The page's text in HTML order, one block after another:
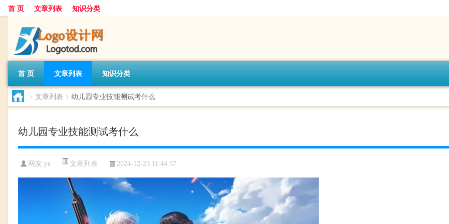
首 页 文章列表 知识分类
首 页 文章列表 知识分类
> 文章列表 > 幼儿园专业技能测试考什么
幼儿园专业技能测试考什么
网友:ye 文章列表 2024-12-23 11:44:57